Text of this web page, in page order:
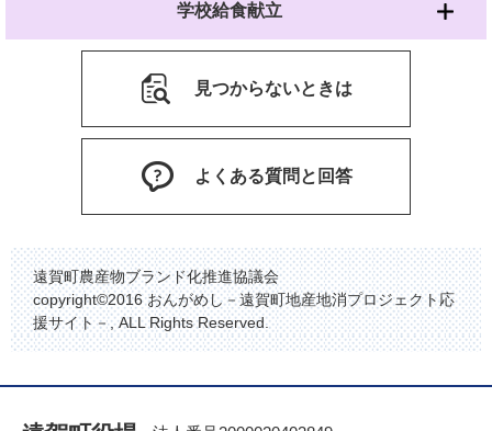
学校給食献立
見つからないときは
よくある質問と回答
遠賀町農産物ブランド化推進協議会
copyright©2016 おんがめし－遠賀町地産地消プロジェクト応
援サイト－, ALL Rights Reserved.